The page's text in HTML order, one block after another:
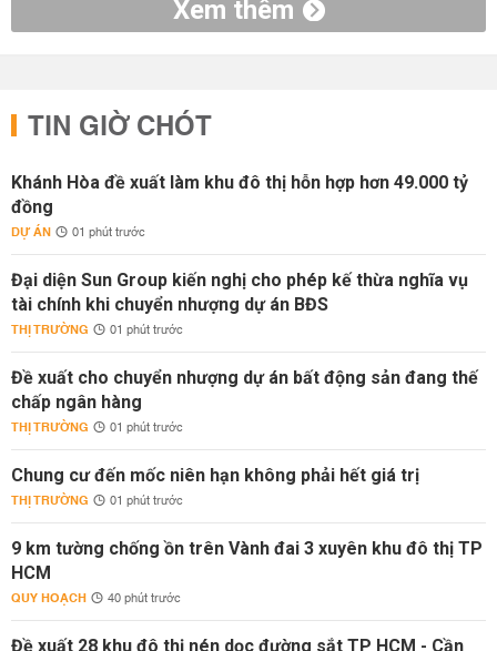
Xem thêm
TIN GIỜ CHÓT
Khánh Hòa đề xuất làm khu đô thị hỗn hợp hơn 49.000 tỷ
đồng
DỰ ÁN 01 phút trước
Đại diện Sun Group kiến nghị cho phép kế thừa nghĩa vụ
tài chính khi chuyển nhượng dự án BĐS
THỊ TRƯỜNG 01 phút trước
Đề xuất cho chuyển nhượng dự án bất động sản đang thế
chấp ngân hàng
THỊ TRƯỜNG 01 phút trước
Chung cư đến mốc niên hạn không phải hết giá trị
THỊ TRƯỜNG 01 phút trước
9 km tường chống ồn trên Vành đai 3 xuyên khu đô thị TP
HCM
QUY HOẠCH 40 phút trước
Đề xuất 28 khu đô thị nén dọc đường sắt TP HCM - Cần